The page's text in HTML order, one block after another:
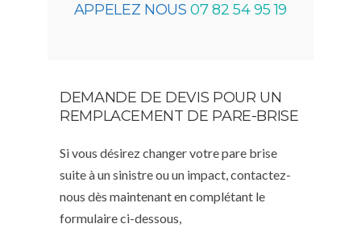
APPELEZ NOUS07 82 54 95 19
DEMANDE DE DEVIS POUR UN
REMPLACEMENT DE PARE-BRISE
Si vous désirez changer votre pare brise
suite à un sinistre ou un impact, contactez-
nous dès maintenant en complétant le
formulaire ci-dessous,